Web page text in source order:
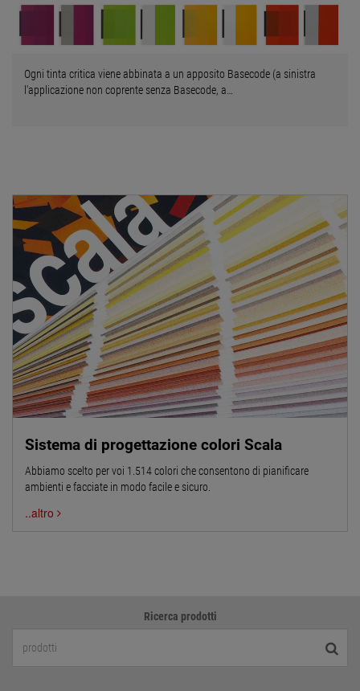
Ogni tinta critica viene abbinata a un apposito Basecode (a sinistra
l'applicazione non coprente senza Basecode, a…
Sistema di progettazione colori Scala
Abbiamo scelto per voi 1.514 colori che consentono di pianificare
ambienti e facciate in modo facile e sicuro.
..altro
Ricerca prodotti